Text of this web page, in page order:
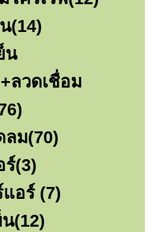
(14)
น
ลวดเชื่อม
ลม(70)
ร์(3)
แอร์ (7)
น(12)